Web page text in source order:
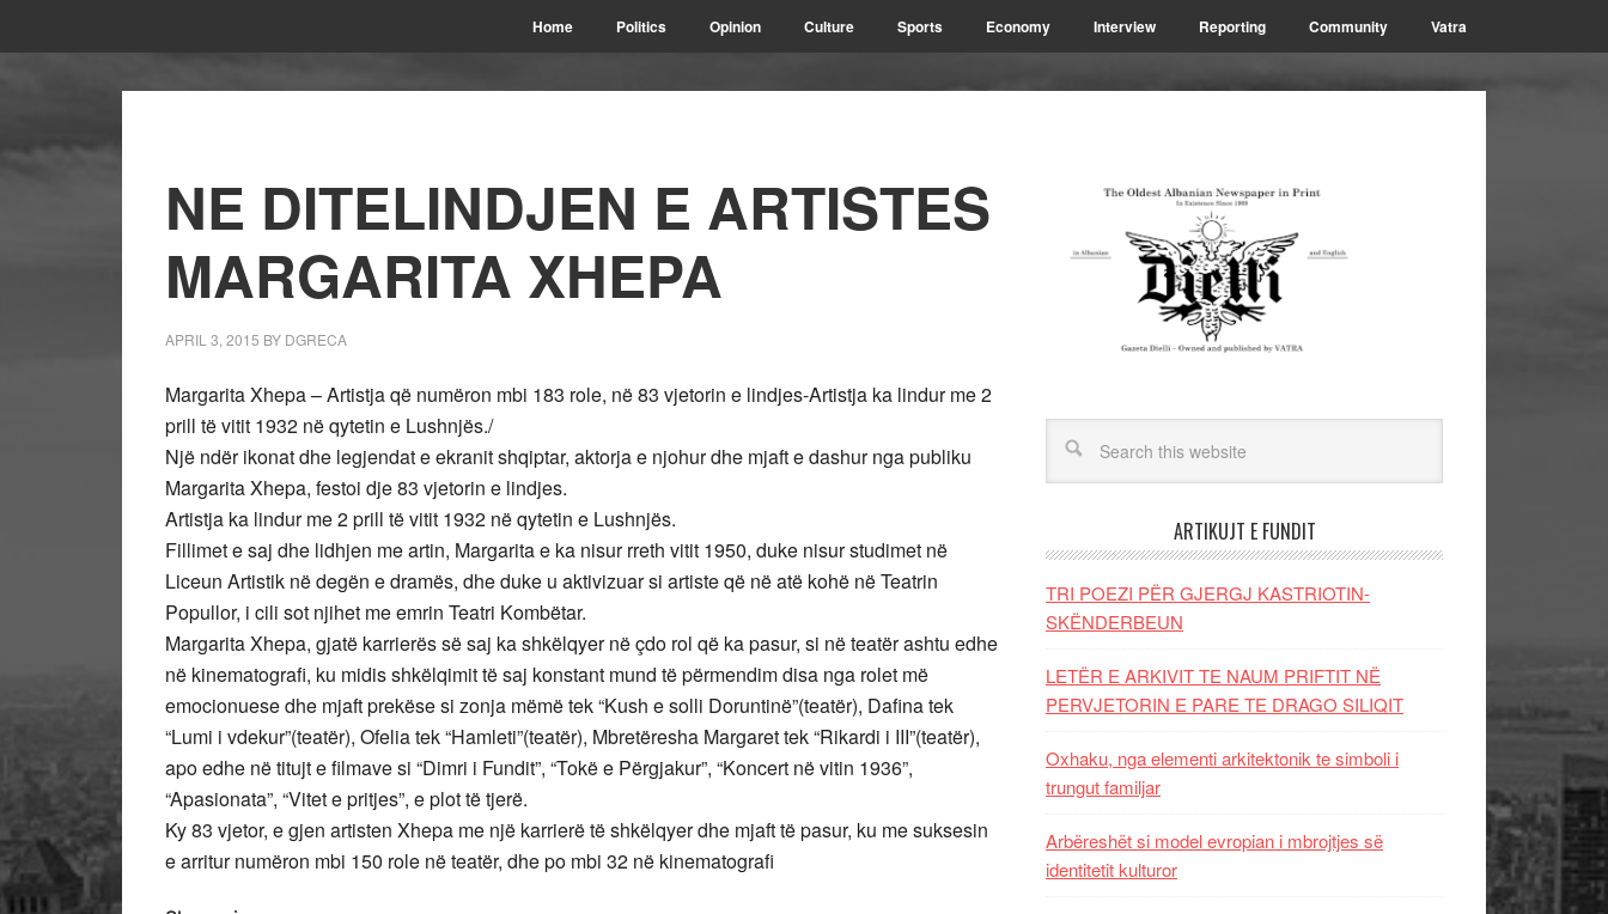
Home Politics Opinion Culture Sports Economy Interview Reporting Community Vatra
NE DITELINDJEN E ARTISTES
MARGARITA XHEPA
APRIL 3, 2015 BY DGRECA
Margarita Xhepa – Artistja që numëron mbi 183 role, në 83 vjetorin e lindjes-Artistja ka lindur me 2
prill të vitit 1932 në qytetin e Lushnjës./
Një ndër ikonat dhe legjendat e ekranit shqiptar, aktorja e njohur dhe mjaft e dashur nga publiku
Margarita Xhepa, festoi dje 83 vjetorin e lindjes.
Artistja ka lindur me 2 prill të vitit 1932 në qytetin e Lushnjës.
Fillimet e saj dhe lidhjen me artin, Margarita e ka nisur rreth vitit 1950, duke nisur studimet në
Liceun Artistik në degën e dramës, dhe duke u aktivizuar si artiste që në atë kohë në Teatrin
Popullor, i cili sot njihet me emrin Teatri Kombëtar.
Margarita Xhepa, gjatë karrierës së saj ka shkëlqyer në çdo rol që ka pasur, si në teatër ashtu edhe
në kinematografi, ku midis shkëlqimit të saj konstant mund të përmendim disa nga rolet më
emocionuese dhe mjaft prekëse si zonja mëmë tek “Kush e solli Doruntinë”(teatër), Dafina tek
“Lumi i vdekur”(teatër), Ofelia tek “Hamleti”(teatër), Mbretëresha Margaret tek “Rikardi i III”(teatër),
apo edhe në titujt e filmave si “Dimri i Fundit”, “Tokë e Përgjakur”, “Koncert në vitin 1936”,
“Apasionata”, “Vitet e pritjes”, e plot të tjerë.
Ky 83 vjetor, e gjen artisten Xhepa me një karrierë të shkëlqyer dhe mjaft të pasur, ku me suksesin
e arritur numëron mbi 150 role në teatër, dhe po mbi 32 në kinematografi
ARTIKUJT E FUNDIT
TRI POEZI PËR GJERGJ KASTRIOTIN-
SKËNDERBEUN
LETËR E ARKIVIT TE NAUM PRIFTIT NË
PERVJETORIN E PARE TE DRAGO SILIQIT
Oxhaku, nga elementi arkitektonik te simboli i
trungut familjar
Arbëreshët si model evropian i mbrojtjes së
identitetit kulturor